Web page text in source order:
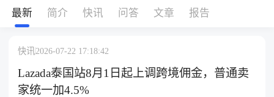
出海资讯
跨境报告
出海导航
电子商务渗透率持续快速增长。Lazada泰国站通过其强大的技术平
台、覆盖广泛的物流网络以及深度融合的电子支付解决方案，已成
供了关键通道。
最新 简介 快讯 问答 文章 报告
快讯 2026-07-22 17:18:42
Lazada泰国站8月1日起上调跨境佣金，普通卖
家统一加4.5%